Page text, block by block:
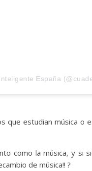
España
que estudian música o
como la música, y si
de música!! ?